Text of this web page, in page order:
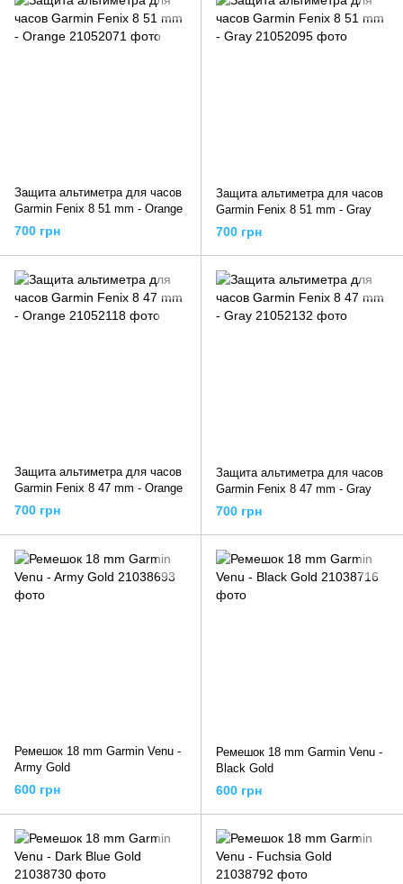
Защита альтиметра для часов
Garmin Fenix ​​8 51 mm - Orange
700 грн
Защита альтиметра для часов
Garmin Fenix ​​8 51 mm - Gray
700 грн
Защита альтиметра для часов
Garmin Fenix ​​8 47 mm - Orange
700 грн
Защита альтиметра для часов
Garmin Fenix ​​8 47 mm - Gray
700 грн
Ремешок 18 mm Garmin Venu -
Army Gold
600 грн
Ремешок 18 mm Garmin Venu -
Black Gold
600 грн